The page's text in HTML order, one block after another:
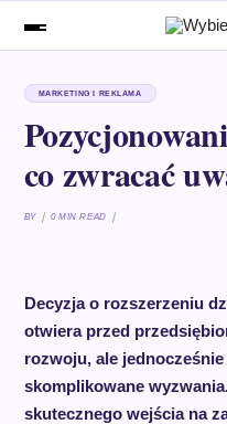
MARKETING I REKLAMA
co zwracać
BY 0 MIN READ
Decyzja o rozszerzeniu
otwiera przed
rozwoju, ale
skomplikowane
skutecznego wejścia na